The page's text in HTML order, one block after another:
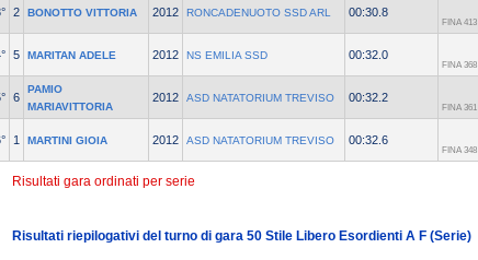
2 BONOTTO VITTORIA 2012 RONCADENUOTO SSD ARL 00:30.8
FINA 413
5 MARITAN ADELE 2012 NS EMILIA SSD 00:32.0
FINA 368
6
PAMIO
MARIAVITTORIA
2012 ASD NATATORIUM TREVISO 00:32.2
FINA 361
1 MARTINI GIOIA 2012 ASD NATATORIUM TREVISO 00:32.6
FINA 348
Risultati gara ordinati per serie
Risultati riepilogativi del turno di gara 50 Stile Libero Esordienti A F (Serie)